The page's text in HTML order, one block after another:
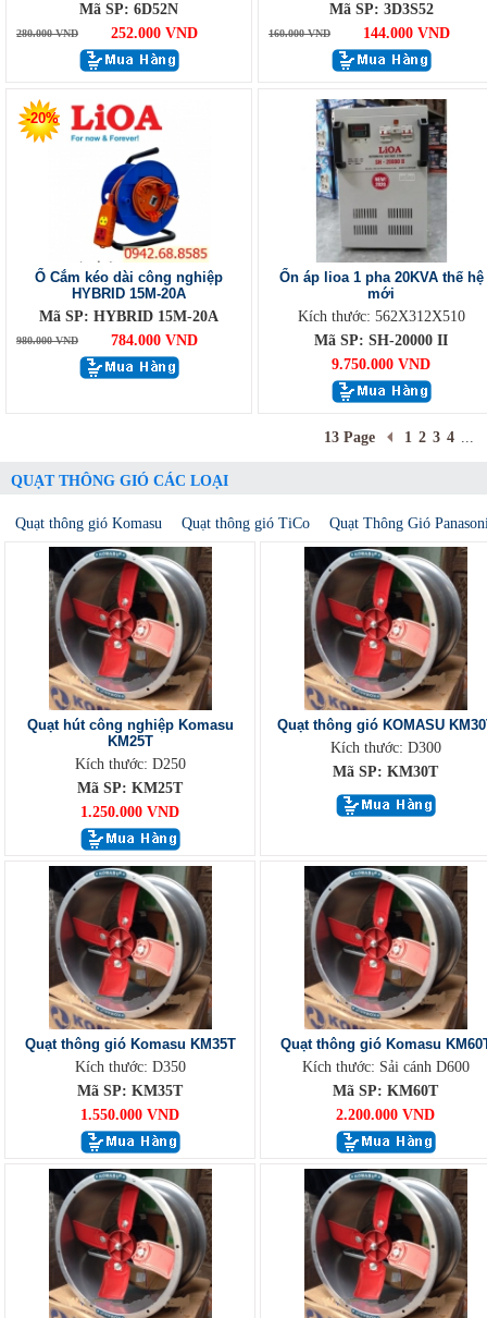
Mã SP: 6D52N
280.000 VND 252.000 VND
Mã SP: 3D3S52
160.000 VND 144.000 VND
-20%
Ổ Cắm kéo dài công nghiệp
HYBRID 15M-20A
Mã SP: HYBRID 15M-20A
980.000 VND 784.000 VND
Ổn áp lioa 1 pha 20KVA thế hệ
mới
Kích thước: 562X312X510
Mã SP: SH-20000 II
9.750.000 VND
13 Page 1 2 3 4 ...
QUẠT THÔNG GIÓ CÁC LOẠI
Quạt thông gió Komasu Quạt thông gió TiCo Quạt Thông Gió
Quạt hút công nghiệp Komasu
KM25T
Kích thước: D250
Mã SP: KM25T
1.250.000 VND
Quạt thông gió KOMASU
Kích thước: D300
Mã SP: KM30T
Quạt thông gió Komasu KM35T
Kích thước: D350
Mã SP: KM35T
1.550.000 VND
Quạt thông gió Komasu
Kích thước: Sải cánh D600
Mã SP: KM60T
2.200.000 VND